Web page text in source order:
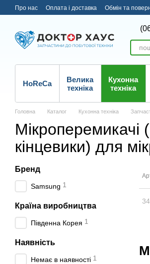
Перейти до основного контенту
Про нас Оплата і доставка Обмін та
HoReCa
Велика
техніка
Кухонна
техніка
Головна Каталог Кухонна техніка
Мікроперемикачі
кінцевики) для
Бренд
Samsung 1
Країна виробництва
Південна Корея 1
Наявність
Немає в наявності 1